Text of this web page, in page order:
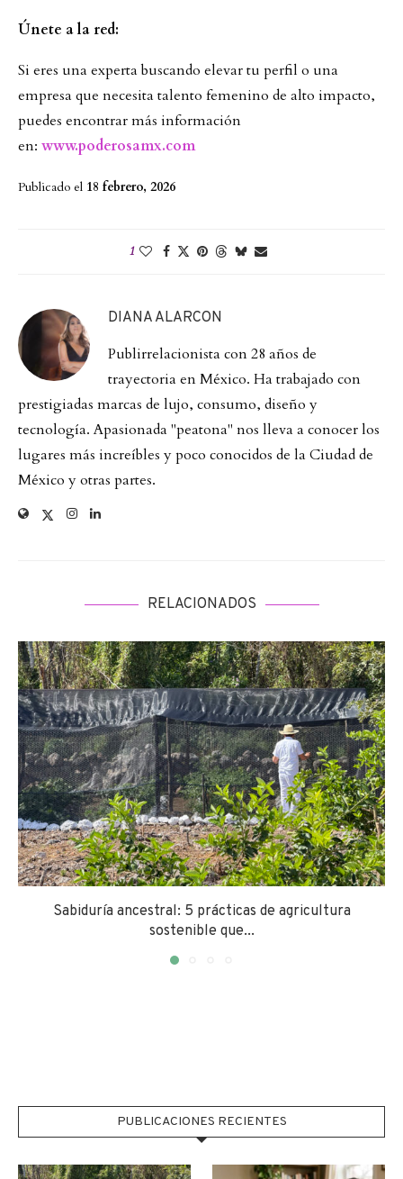
Únete a la red:
Si eres una experta buscando elevar tu perfil o una
empresa que necesita talento femenino de alto impacto,
puedes encontrar más información
en: www.poderosamx.com
Publicado el 18 febrero, 2026
1
DIANA ALARCON
Publirrelacionista con 28 años de
trayectoria en México. Ha trabajado con
prestigiadas marcas de lujo, consumo, diseño y
tecnología. Apasionada "peatona" nos lleva a conocer los
lugares más increíbles y poco conocidos de la Ciudad de
México y otras partes.
RELACIONADOS
Sabiduría ancestral: 5 prácticas de agricultura
sostenible que...
PUBLICACIONES RECIENTES